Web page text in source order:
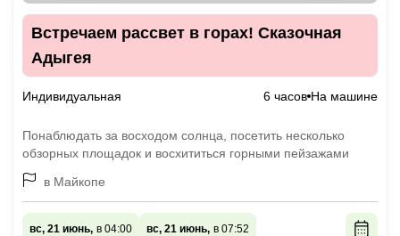
Встречаем рассвет в горах! Сказочная
Адыгея
Индивидуальная 6 часов На машине
Понаблюдать за восходом солнца, посетить несколько
обзорных площадок и восхититься горными пейзажами
в Майкопе
вс, 21 июнь, в 04:00 вс, 21 июнь, в 07:52